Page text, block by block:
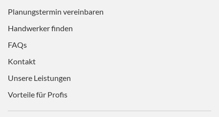
Planungstermin vereinbaren
Handwerker finden
FAQs
Kontakt
Unsere Leistungen
Vorteile für Profis